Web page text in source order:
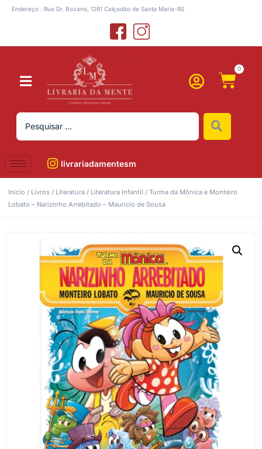
Endereço : Rua Dr. Bozano, 1281 Calçadão de Santa Maria-RS
0
livrariadamentesm
Início / Livros / Literatura / Literatura Infantil / Turma da Mônica e Monteiro
Lobato – Narizinho Arrebitado – Mauricio de Sousa